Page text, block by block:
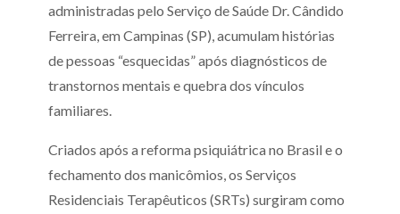
administradas pelo Serviço de Saúde Dr. Cândido
Ferreira, em Campinas (SP), acumulam histórias
de pessoas “esquecidas” após diagnósticos de
transtornos mentais e quebra dos vínculos
familiares.
Criados após a reforma psiquiátrica no Brasil e o
fechamento dos manicômios, os Serviços
Residenciais Terapêuticos (SRTs) surgiram como